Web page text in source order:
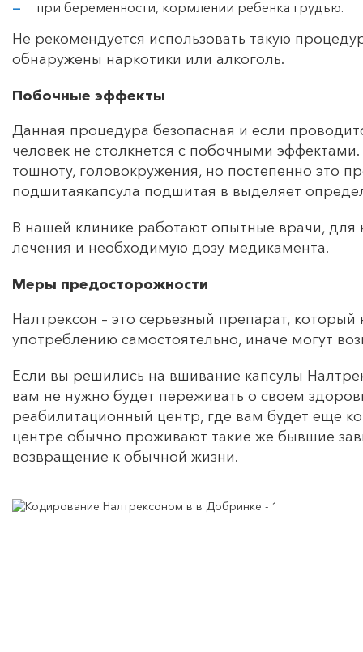
при беременности, кормлении ребенка грудью.
Не рекомендуется использовать такую
обнаружены наркотики или алкоголь.
Побочные эффекты
Данная процедура безопасная и если
человек не столкнется с побочными
тошноту, головокружения, но постепенно это
подшитаякапсула подшитая в выделяет
В нашей клинике работают опытные врачи,
лечения и необходимую дозу медикамента.
Меры предосторожности
Налтрексон – это серьезный препарат,
употреблению самостоятельно, иначе могут
Если вы решились на вшивание капсулы
вам не нужно будет переживать о своем
реабилитационный центр, где вам будет еще
центре обычно проживают такие же бывшие
возвращение к обычной жизни.